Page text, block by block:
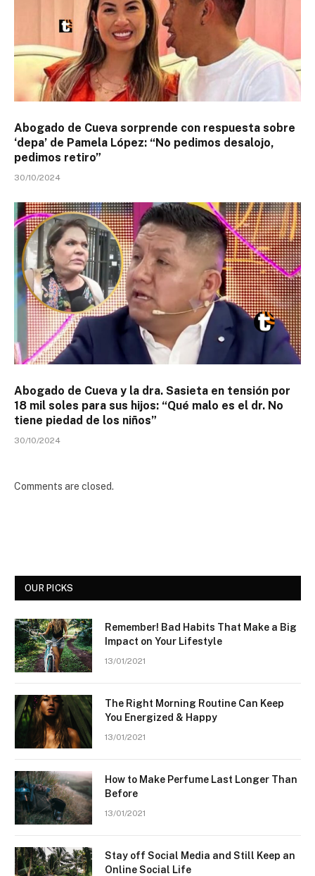
Abogado de Cueva sorprende con respuesta sobre
‘depa’ de Pamela López: “No pedimos desalojo,
pedimos retiro”
30/10/2024
Abogado de Cueva y la dra. Sasieta en tensión por
18 mil soles para sus hijos: “Qué malo es el dr. No
tiene piedad de los niños”
30/10/2024
Comments are closed.
OUR PICKS
Remember! Bad Habits That Make a Big
Impact on Your Lifestyle
13/01/2021
The Right Morning Routine Can Keep
You Energized & Happy
13/01/2021
How to Make Perfume Last Longer Than
Before
13/01/2021
Stay off Social Media and Still Keep an
Online Social Life